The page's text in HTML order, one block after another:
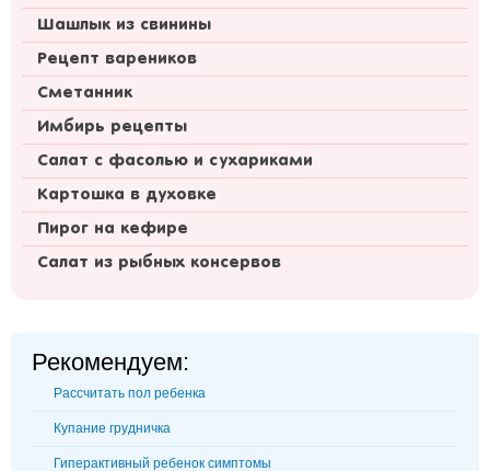
Шашлык из свинины
Рецепт вареников
Сметанник
Имбирь рецепты
Салат с фасолью и сухариками
Картошка в духовке
Пирог на кефире
Салат из рыбных консервов
Рекомендуем:
Рассчитать пол ребенка
Купание грудничка
Гиперактивный ребенок симптомы